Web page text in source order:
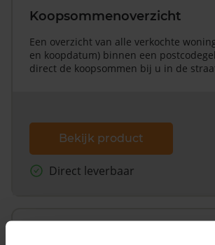
Koopsommenoverzicht
Een overzicht van alle verkochte
en koopdatum) binnen een
direct de koopsommen bij u in de
Bekijk product
Direct leverbaar
Koopsommenoverzicht (1